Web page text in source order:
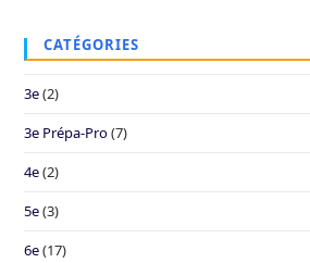
CATÉGORIES
3e(2)
3e Prépa-Pro(7)
4e(2)
5e(3)
6e(17)